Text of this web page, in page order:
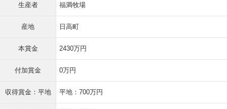
生産者 福満牧場
産地 日高町
本賞金 2430万円
付加賞金 0万円
収得賞金：平地 平地：700万円